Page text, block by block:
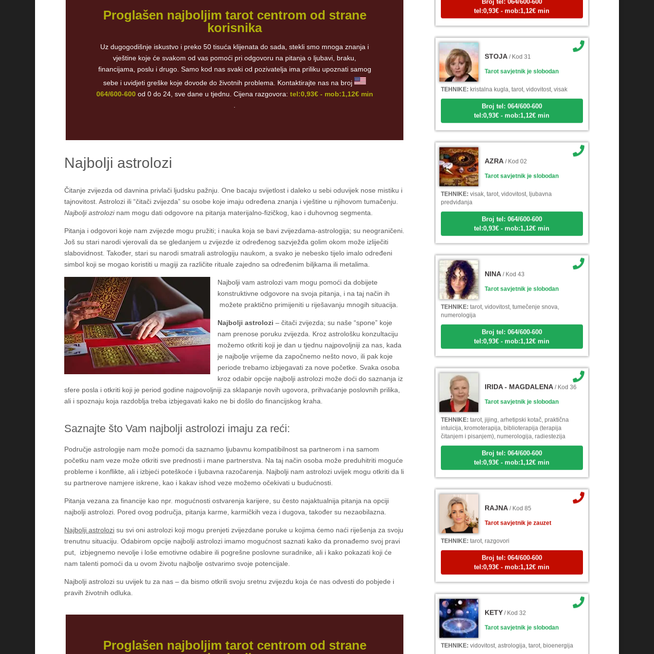
Proglašen najboljim tarot centrom od strane
korisnika
Uz dugogodišnje iskustvo i preko 50 tisuća klijenata do sada, stekli smo mnoga znanja i
vještine koje će svakom od vas pomoći pri odgovoru na pitanja o ljubavi, braku,
financijama, poslu i drugo. Samo kod nas svaki od pozivatelja ima priliku upoznati samog
sebe i uvidjeti greške koje dovode do životnih problema. Kontaktirajte nas na broj
064/600-600 od 0 do 24, sve dane u tjednu. Cijena razgovora: tel:0,93€ - mob:1,12€ min
Najbolji astrolozi
Čitanje zvijezda od davnina privlači ljudsku pažnju. One bacaju svijetlost i daleko u sebi oduvijek nose mistiku i
tajnovitost. Astrolozi ili “čitači zvijezda” su osobe koje imaju određena znanja i vještine u njihovom tumačenju.
Najbolji astrolozinam mogu dati odgovore na pitanja materijalno-fizičkog, kao i duhovnog segmenta.
Pitanja i odgovori koje nam zvijezde mogu pružiti; i nauka koja se bavi zvijezdama-astrologija; su neograničeni.
Još su stari narodi vjerovali da se gledanjem u zvijezde iz određenog sazvježđa golim okom može izliječiti
slabovidnost. Također, stari su narodi smatrali astrologiju naukom, a svako je nebesko tijelo imalo određeni
simbol koji se mogao koristiti u magiji za različite rituale zajedno sa određenim biljkama ili metalima.
Najbolji vam astrolozi vam mogu pomoći da dobijete
konstruktivne odgovore na svoja pitanja, i na taj način ih
možete praktično primijeniti u riješavanju mnogih situacija.
Najbolji astrolozi – čitači zvijezda; su naše “spone” koje
nam prenose poruku zvijezda. Kroz astrološku konzultaciju
možemo otkriti koji je dan u tjednu najpovoljniji za nas, kada
je najbolje vrijeme da započnemo nešto novo, ili pak koje
periode trebamo izbjegavati za nove početke. Svaka osoba
kroz odabir opcije najbolji astrolozi može doći do saznanja iz
sfere posla i otkriti koji je period godine najpovoljniji za sklapanje novih ugovora, prihvaćanje poslovnih prilika,
ali i spoznaju koja razdoblja treba izbjegavati kako ne bi došlo do financijskog kraha.
Saznajte što Vam najbolji astrolozi imaju za reći:
Područje astrologije nam može pomoći da saznamo ljubavnu kompatibilnost sa partnerom i na samom
početku nam veze može otkriti sve prednosti i mane partnerstva. Na taj način osoba može preduhitriti moguće
probleme i konflikte, ali i izbjeći poteškoće i ljubavna razočarenja. Najbolji nam astrolozi uvijek mogu otkriti da li
su partnerove namjere iskrene, kao i kakav ishod veze možemo očekivati u budućnosti.
Pitanja vezana za financije kao npr. mogućnosti ostvarenja karijere, su često najaktualnija pitanja na opciji
najbolji astrolozi. Pored ovog područja, pitanja karme, karmičkih veza i dugova, također su nezaobilazna.
Najbolji astrolozi su svi oni astrolozi koji mogu prenjeti zvijezdane poruke u kojima ćemo naći riješenja za svoju
trenutnu situaciju. Odabirom opcije najbolji astrolozi imamo mogućnost saznati kako da pronađemo svoj pravi
put, izbjegnemo nevolje i loše emotivne odabire ili pogrešne poslovne suradnike, ali i kako pokazati koji će
nam talenti pomoći da u ovom životu najbolje ostvarimo svoje potencijale.
Najbolji astrolozi su uvijek tu za nas – da bismo otkrili svoju sretnu zvijezdu koja će nas odvesti do pobjede i
pravih životnih odluka.
Proglašen najboljim tarot centrom od strane
tel:0,93€ - mob:1,12€ min
TEHNIKE:kristalna kugla, tarot, vidovitost, visak
Broj tel: 064/600-600
tel:0,93€ - mob:1,12€ min
TEHNIKE:visak, tarot, vidovitost, ljubavna
predviđanja
Broj tel: 064/600-600
tel:0,93€ - mob:1,12€ min
TEHNIKE:tarot, vidovitost, tumečenje snova,
numerologija
Broj tel: 064/600-600
tel:0,93€ - mob:1,12€ min
/ Kod 36
TEHNIKE:tarot, jijing, arhetipski kotač, praktična
intuicija, kromoterapija, biblioterapija (terapija
čitanjem i pisanjem), numerologija, radiestezija
Broj tel: 064/600-600
tel:0,93€ - mob:1,12€ min
TEHNIKE:tarot, razgovori
Broj tel: 064/600-600
tel:0,93€ - mob:1,12€ min
TEHNIKE:vidovitost, astrologija, tarot, bioenergija